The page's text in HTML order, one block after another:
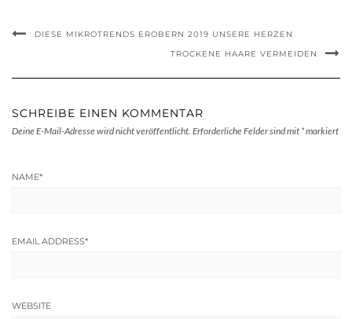
DIESE MIKROTRENDS EROBERN 2019 UNSERE HERZEN
TROCKENE HAARE VERMEIDEN
SCHREIBE EINEN KOMMENTAR
Deine E-Mail-Adresse wird nicht veröffentlicht. Erforderliche Felder sind mit *markiert
NAME*
EMAIL ADDRESS*
WEBSITE